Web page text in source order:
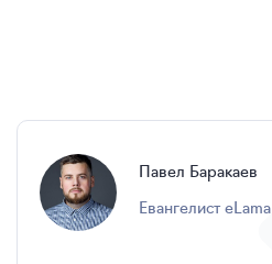
Павел Баракаев
Евангелист eLama